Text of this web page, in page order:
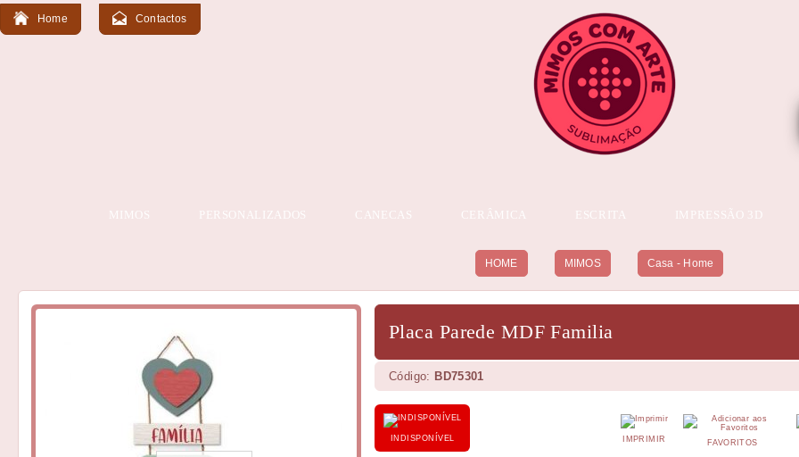
Home Contactos
MIMOS PERSONALIZADOS CANECAS CERÂMICA ESCRITA IMPRESSÃO 3D
HOME MIMOS Casa - Home
Placa Parede MDF Familia
Código: BD75301
INDISPONÍVEL FAVORITOS
IMPRIMIR